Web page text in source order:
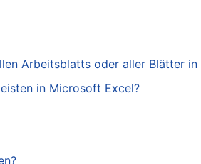
Arbeitsblatts oder aller Blätter
in Microsoft Excel?